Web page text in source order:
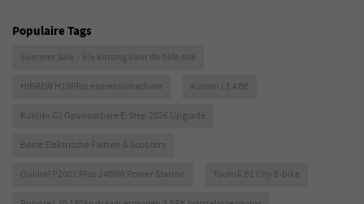
Populaire Tags
Summer Sale – 6% korting Voor de hele site
HIBREW H10Plus espressomachine Ausom L1 ABE
Kukirin G2 Opvouwbare E-Step 2026 Upgrade
Beste Elektrische Fietsen & Scooters
Oukitel P2001 Plus 2400W Power Station Touroll B1 City E-bike